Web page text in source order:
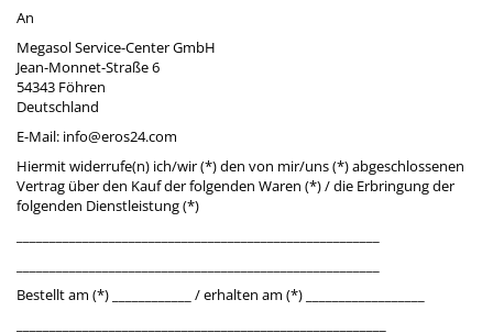
An
Megasol Service-Center GmbH
Jean-Monnet-Straße 6
54343 Föhren
Deutschland
E-Mail: info@eros24.com
Hiermit widerrufe(n) ich/wir (*) den von mir/uns (*) abgeschlossenen
Vertrag über den Kauf der folgenden Waren (*) / die Erbringung der
folgenden Dienstleistung (*)
Bestellt am (*) ____________ / erhalten am (*) __________________